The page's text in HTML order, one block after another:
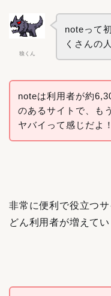
狼くん
noteって
くさんの
noteは利用者が約
のあるサイトで、も
ヤバイって感じだよ！
非常に便利で役立つ
どん利用者が増えてい